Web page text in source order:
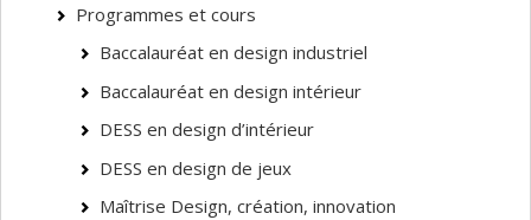
Programmes et cours
Baccalauréat en design industriel
Baccalauréat en design intérieur
DESS en design d’intérieur
DESS en design de jeux
Maîtrise Design, création, innovation